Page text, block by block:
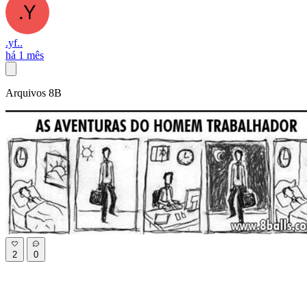
.yf..
há 1 mês
Arquivos 8B
2 0